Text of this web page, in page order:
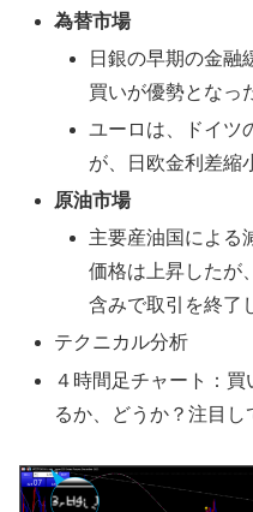
為替市場
日銀の早期の金融
買いが優勢となっ
ユーロは、ドイツ
が、日欧金利差縮
原油市場
主要産油国による
価格は上昇したが
含みで取引を終了
テクニカル分析
４時間足チャート：
るか、どうか？注目し